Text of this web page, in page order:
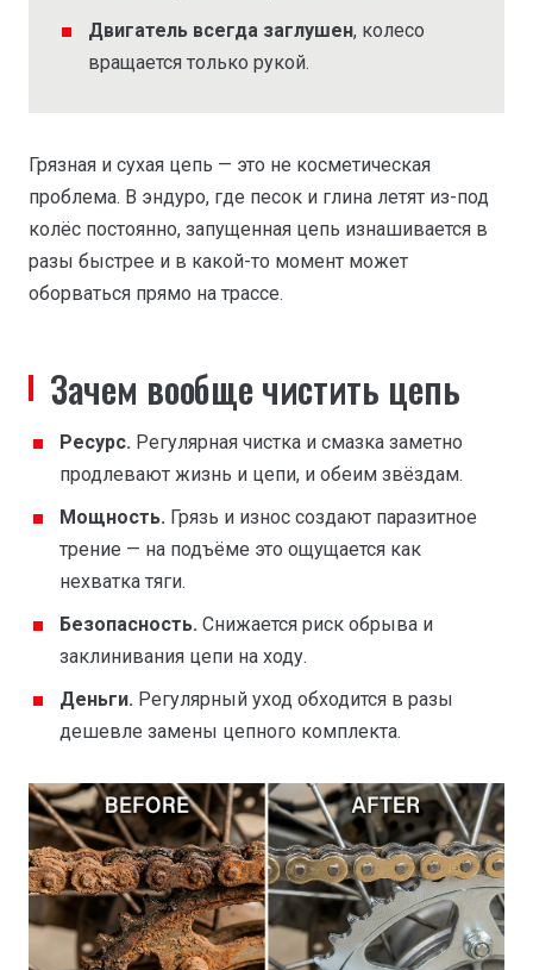
Двигатель всегда заглушен, колесо
вращается только рукой.
Грязная и сухая цепь — это не косметическая
проблема. В эндуро, где песок и глина летят из-под
колёс постоянно, запущенная цепь изнашивается в
разы быстрее и в какой-то момент может
оборваться прямо на трассе.
Зачем вообще чистить цепь
Ресурс. Регулярная чистка и смазка заметно
продлевают жизнь и цепи, и обеим звёздам.
Мощность. Грязь и износ создают паразитное
трение — на подъёме это ощущается как
нехватка тяги.
Безопасность. Снижается риск обрыва и
заклинивания цепи на ходу.
Деньги. Регулярный уход обходится в разы
дешевле замены цепного комплекта.